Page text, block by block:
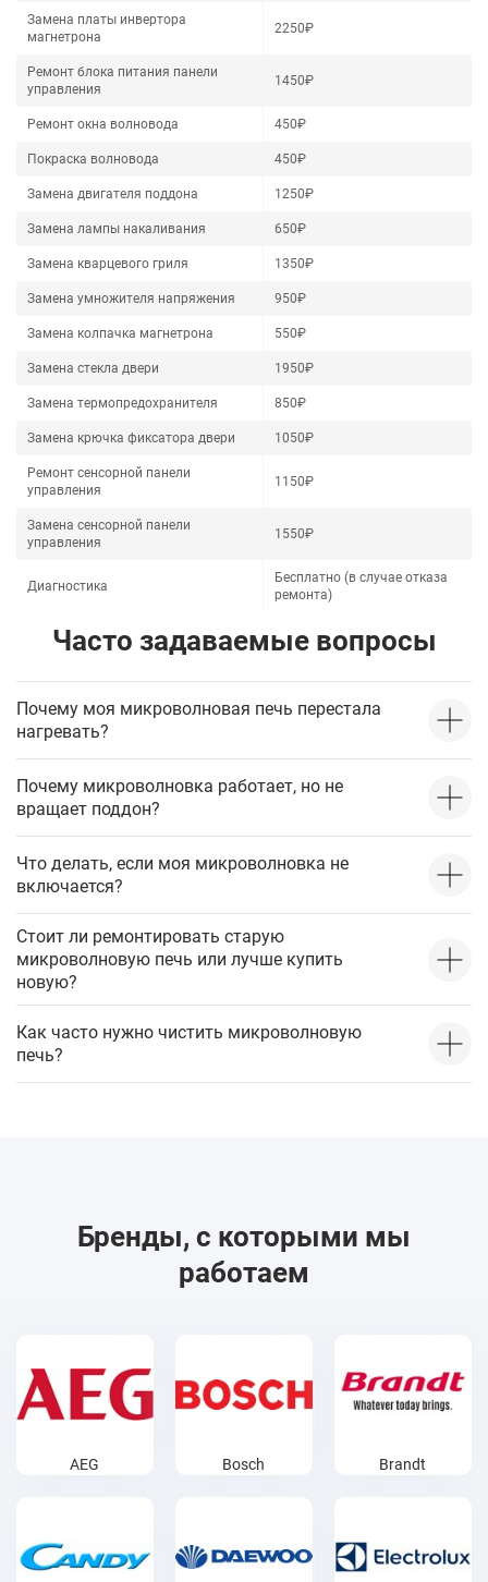
Замена платы инвертора
магнетрона
2250₽
Ремонт блока питания панели
управления
1450₽
Ремонт окна волновода 450₽
Покраска волновода 450₽
Замена двигателя поддона 1250₽
Замена лампы накаливания 650₽
Замена кварцевого гриля 1350₽
Замена умножителя напряжения 950₽
Замена колпачка магнетрона 550₽
Замена стекла двери 1950₽
Замена термопредохранителя 850₽
Замена крючка фиксатора двери 1050₽
Ремонт сенсорной панели
управления
1150₽
Замена сенсорной панели
управления
1550₽
Диагностика
Бесплатно (в случае отказа
ремонта)
Часто задаваемые вопросы
Почему моя микроволновая печь перестала
нагревать?
Почему микроволновка работает, но не
вращает поддон?
Что делать, если моя микроволновка не
включается?
Стоит ли ремонтировать старую
микроволновую печь или лучше купить
новую?
Как часто нужно чистить микроволновую
печь?
Бренды, с которыми мы
работаем
AEG Bosch Brandt